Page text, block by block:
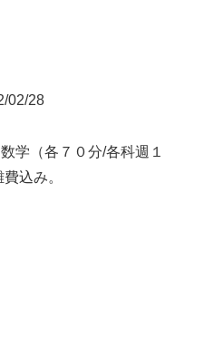
02/28
学（各７０分/各科週１
込み。